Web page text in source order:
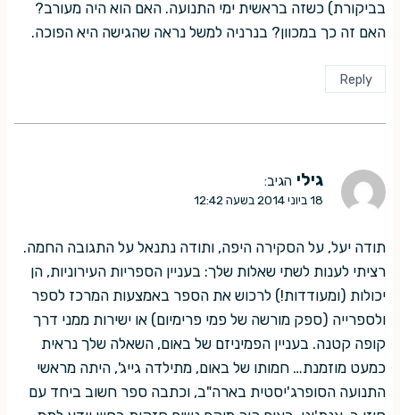
בביקורת) כשזה בראשית ימי התנועה. האם הוא היה מעורב?
האם זה כך במכוון? בנרניה למשל נראה שהגישה היא הפוכה.
Reply
גילי הגיב:
18 ביוני 2014 בשעה 12:42
תודה יעל, על הסקירה היפה, ותודה נתנאל על התגובה החמה.
רציתי לענות לשתי שאלות שלך: בעניין הספריות העירוניות, הן
יכולות (ומעודדות!) לרכוש את הספר באמצעות המרכז לספר
ולספרייה (ספק מורשה של פמי פרימיום) או ישירות ממני דרך
קופה קטנה. בעניין הפמיניזם של באום, השאלה שלך נראית
כמעט מוזמנת… חמותו של באום, מתילדה גייג', היתה מראשי
התנועה הסופרג'יסטית בארה"ב, וכתבה ספר חשוב ביחד עם